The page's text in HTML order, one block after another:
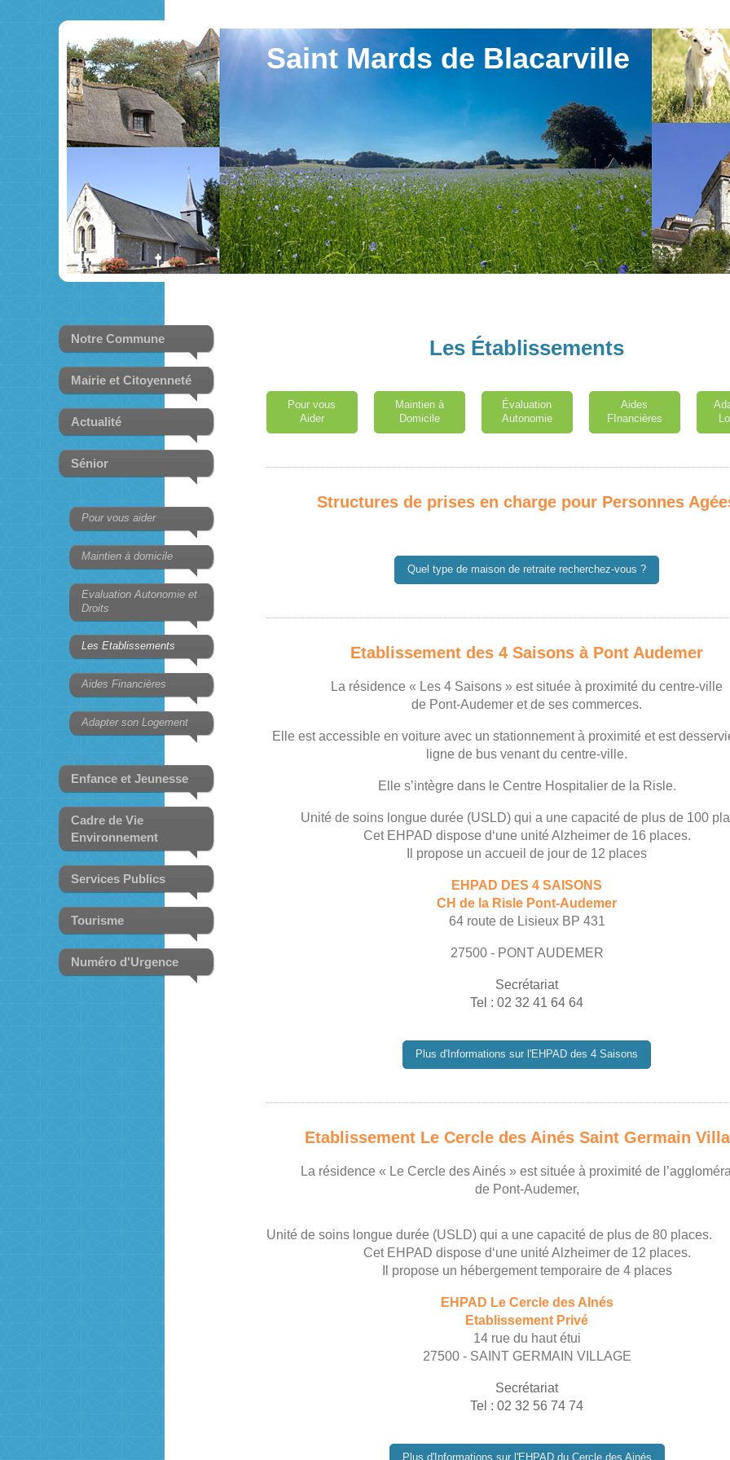
Saint Mards de Blacarville
Notre Commune
Mairie et Citoyenneté
Actualité
Sénior
Pour vous aider
Maintien à domicile
Evaluation Autonomie et
Droits
Les Etablissements
Aides Financières
Adapter son Logement
Enfance et Jeunesse
Cadre de Vie
Environnement
Services Publics
Tourisme
Numéro d'Urgence
Les Établissements
Pour vous
Aider
Maintien à
Domicile
Évaluation
Autonomie
Aides
FInancières
Structures de prises en charge pour Personnes
Quel type de maison de retraite recherchez-vous ?
Etablissement des 4 Saisons à Pont Audemer
La résidence « Les 4 Saisons » est située à proximité du centre-ville
de Pont-Audemer et de ses commerces.
Elle est accessible en voiture avec un stationnement à proximité et est
ligne de bus venant du centre-ville.
Elle s’intègre dans le Centre Hospitalier de la Risle.
Unité de soins longue durée (USLD) qui a une capacité de plus de 100
Cet EHPAD dispose d‘une unité Alzheimer de 16 places.
Il propose un accueil de jour de 12 places
EHPAD DES 4 SAISONS
CH de la Risle Pont-Audemer
64 route de Lisieux BP 431
27500 - PONT AUDEMER
Secrétariat
Tel : 02 32 41 64 64
Plus d'Informations sur l'EHPAD des 4 Saisons
Etablissement Le Cercle des Ainés Saint Germain
La résidence « Le Cercle des Ainés » est située à proximité de
de Pont-Audemer,
Unité de soins longue durée (USLD) qui a une capacité de plus de 80 places.
Cet EHPAD dispose d‘une unité Alzheimer de 12 places.
Il propose un hébergement temporaire de 4 places
EHPAD Le Cercle des AInés
Etablissement Privé
14 rue du haut étui
27500 - SAINT GERMAIN VILLAGE
Secrétariat
Tel : 02 32 56 74 74
Plus d'Informations sur l'EHPAD du Cercle des Ainés